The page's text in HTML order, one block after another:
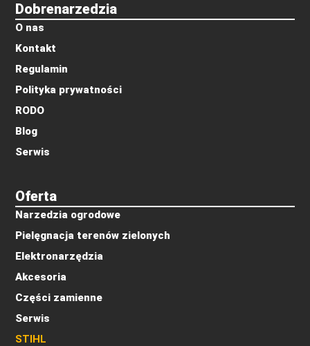
Oferta
Narzedzia ogrodowe
Pielęgnacja terenów zielonych
Elektronarzędzia
Akcesoria
Części zamienne
Serwis
STIHL
Dobrenarzedzia
O nas
Kontakt
Regulamin
Polityka prywatności
RODO
Blog
Serwis